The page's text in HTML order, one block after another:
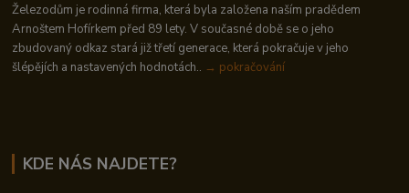
Železodům je rodinná firma, která byla založena naším pradědem
Arnoštem Hofírkem před 89 lety. V současné době se o jeho
zbudovaný odkaz stará již třetí generace, která pokračuje v jeho
šlépějích a nastavených hodnotách.. → pokračování
KDE NÁS NAJDETE?